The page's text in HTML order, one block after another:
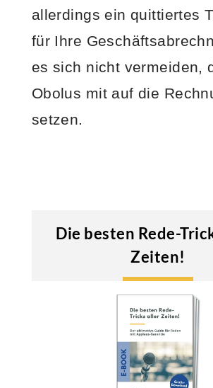
allerdings ein quittiertes
für Ihre
es sich nicht vermeiden,
Obolus mit auf die
setzen.